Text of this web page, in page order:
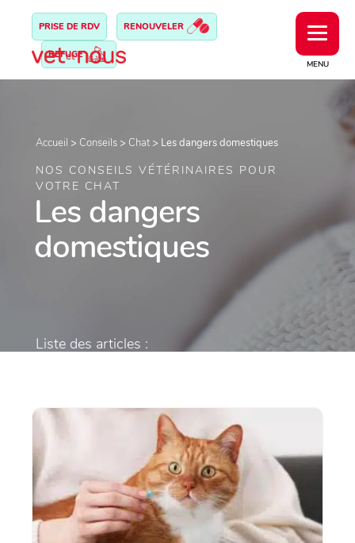
MENU
PRISE DE RDV RENOUVELER
REFUGE
Accueil > Conseils > Chat > Les dangers domestiques
NOS CONSEILS VÉTÉRINAIRES POUR
VOTRE CHAT
Les dangers
domestiques
Liste des articles :